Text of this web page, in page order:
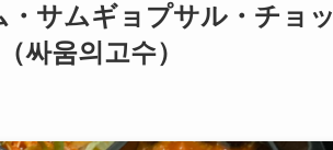
・サムギョプサル・チョッ
싸움의고수）